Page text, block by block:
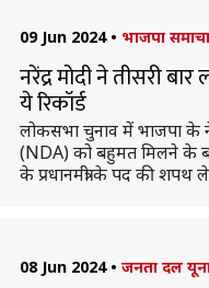
09 Jun 2024 • भाजपा
नरेंद्र मोदी ने तीसरी
ये रिकॉर्ड
लोकसभा चुनाव में भाजपा के
(NDA) को बहुमत मिलने के
के प्रधानमंत्री के पद की शपथ
08 Jun 2024 • जनता दल